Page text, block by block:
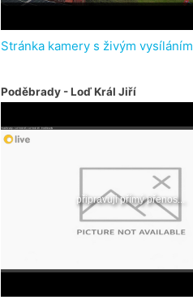
Stránka kamery s živým vysíláním
Poděbrady - Loď Král Jiří